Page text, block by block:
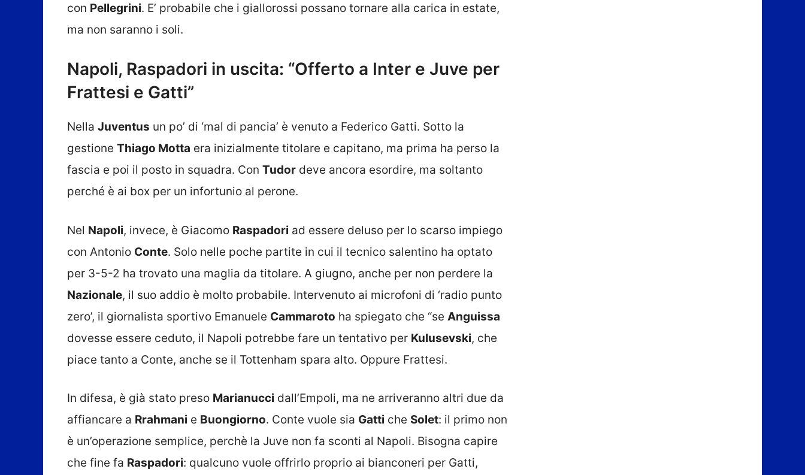
con Pellegrini. E’ probabile che i giallorossi possano tornare alla carica in estate,
ma non saranno i soli.
Napoli, Raspadori in uscita: “Offerto a Inter e Juve per
Frattesi e Gatti”
Nella Juventus un po’ di ‘mal di pancia’ è venuto a Federico Gatti. Sotto la
gestione Thiago Motta era inizialmente titolare e capitano, ma prima ha perso la
fascia e poi il posto in squadra. Con Tudor deve ancora esordire, ma soltanto
perché è ai box per un infortunio al perone.
Nel Napoli, invece, è Giacomo Raspadori ad essere deluso per lo scarso impiego
con Antonio Conte. Solo nelle poche partite in cui il tecnico salentino ha optato
per 3-5-2 ha trovato una maglia da titolare. A giugno, anche per non perdere la
Nazionale, il suo addio è molto probabile. Intervenuto ai microfoni di ‘radio punto
zero’, il giornalista sportivo Emanuele Cammaroto ha spiegato che “se Anguissa
dovesse essere ceduto, il Napoli potrebbe fare un tentativo per Kulusevski, che
piace tanto a Conte, anche se il Tottenham spara alto. Oppure Frattesi.
In difesa, è già stato preso Marianucci dall’Empoli, ma ne arriveranno altri due da
affiancare a Rrahmani e Buongiorno. Conte vuole sia Gatti che Solet: il primo non
è un’operazione semplice, perchè la Juve non fa sconti al Napoli. Bisogna capire
che fine fa Raspadori: qualcuno vuole offrirlo proprio ai bianconeri per Gatti,